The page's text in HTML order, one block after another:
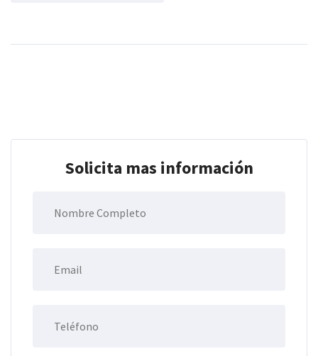
Solicita mas información